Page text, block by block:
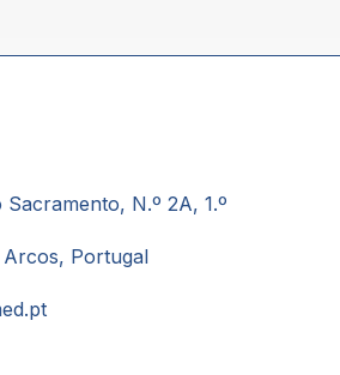
N.º 2A, 1.º
Portugal